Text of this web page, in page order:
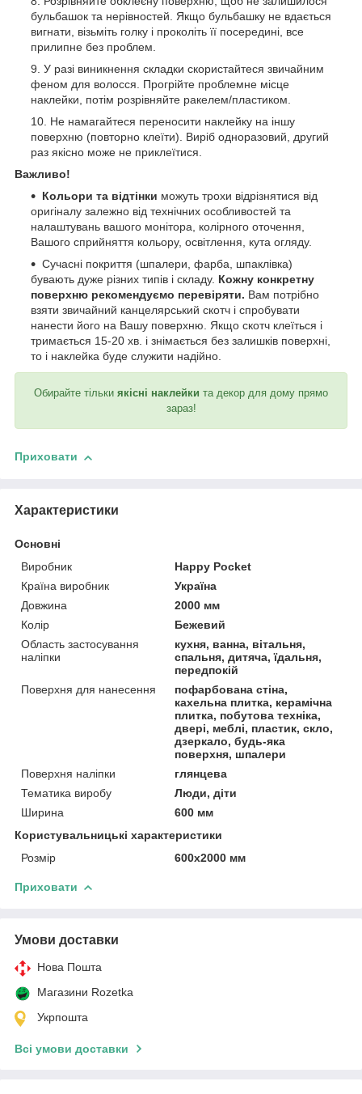
бульбашок та нерівностей. Якщо бульбашку не вдається
вигнати, візьміть голку і проколіть її посередині, все
прилипне без проблем.
У разі виникнення складки скористайтеся звичайним
феном для волосся. Прогрійте проблемне місце
наклейки, потім розрівняйте ракелем/пластиком.
Не намагайтеся переносити наклейку на іншу
поверхню (повторно клеїти). Виріб одноразовий, другий
раз якісно може не приклеїтися.
Важливо!
Кольори та відтінки можуть трохи відрізнятися від
оригіналу залежно від технічних особливостей та
налаштувань вашого монітора, колірного оточення,
Вашого сприйняття кольору, освітлення, кута огляду.
Сучасні покриття (шпалери, фарба, шпаклівка)
бувають дуже різних типів і складу. Кожну конкретну
поверхню рекомендуємо перевіряти. Вам потрібно
взяти звичайний канцелярський скотч і спробувати
нанести його на Вашу поверхню. Якщо скотч клеїться і
тримається 15-20 хв. і знімається без залишків поверхні,
то і наклейка буде служити надійно.
Обирайте тільки якісні наклейки та декор для дому прямо
зараз!
Приховати
Характеристики
Основні
Виробник
Happy Pocket
Країна виробник
Україна
Довжина
2000 мм
Колір
Бежевий
Область застосування
наліпки
кухня, ванна, вітальня,
спальня, дитяча, їдальня,
передпокій
Поверхня для нанесення
пофарбована стіна,
кахельна плитка, керамічна
плитка, побутова техніка,
двері, меблі, пластик, скло,
дзеркало, будь-яка
поверхня, шпалери
Поверхня наліпки
глянцева
Тематика виробу
Люди, діти
Ширина
600 мм
Користувальницькі характеристики
Розмір
600х2000 мм
Приховати
Умови доставки
Нова Пошта
Магазини Rozetka
Укрпошта
Всі умови доставки